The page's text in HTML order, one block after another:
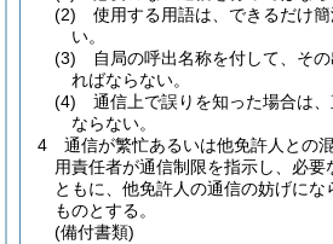
(2)
使用する用語は、できるだけ
い。
(3)
自局の呼出名称を付して、そ
ればならない。
(4)
通信上で誤りを知った場合は
ならない。
4
通信が繁忙あるいは他免許人との
用責任者が通信制限を指示し、必要
ともに、他免許人の通信の妨げにな
ものとする。
(備付書類)